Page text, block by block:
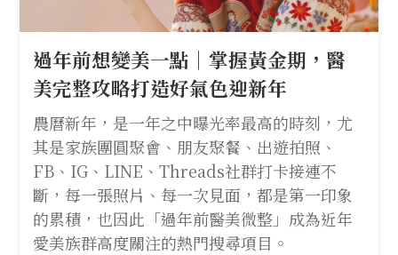
過年前想變美一點｜掌握黃金期，醫
美完整攻略打造好氣色迎新年
農曆新年，是一年之中曝光率最高的時刻，尤
其是家族團圓聚會、朋友聚餐、出遊拍照、
FB、IG、LINE、Threads社群打卡接連不
斷，每一張照片、每一次見面，都是第一印象
的累積，也因此「過年前醫美微整」成為近年
愛美族群高度關注的熱門搜尋項目。